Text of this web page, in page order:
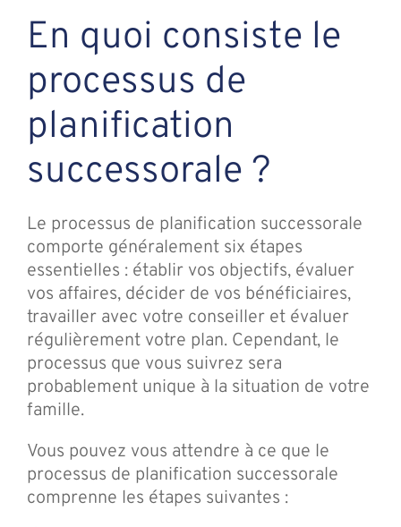
En quoi consiste le
processus de
planification
successorale ?
Le processus de planification successorale
comporte généralement six étapes
essentielles : établir vos objectifs, évaluer
vos affaires, décider de vos bénéficiaires,
travailler avec votre conseiller et évaluer
régulièrement votre plan. Cependant, le
processus que vous suivrez sera
probablement unique à la situation de votre
famille.
Vous pouvez vous attendre à ce que le
processus de planification successorale
comprenne les étapes suivantes :